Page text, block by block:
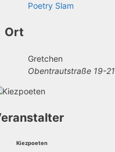
Poetry Slam
Ort
Gretchen
Obentrautstraße 19-21
Kiezpoeten